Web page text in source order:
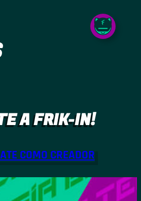
A FRIK-IN!
COMO CREADOR